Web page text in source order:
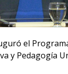
el
y Pedagogía